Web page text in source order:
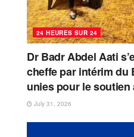
24 HEURES SUR 24
Dr Badr Abdel Aati
cheffe par intérim du
unies pour le soutien
July 31, 2026